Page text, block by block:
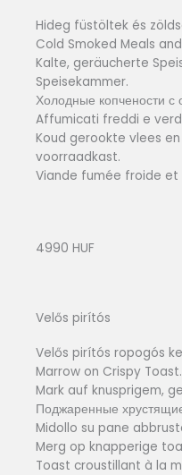
Hideg füstöltek és
Cold Smoked Meals
Kalte, geräucherte
Speisekammer.
Холодные копчености с
Affumicati freddi e
Koud gerookte vlees
voorraadkast.
Viande fumée froide et
4990 HUF
Velős pirítós
Velős pirítós ropogós
Marrow on Crispy Toast.
Mark auf knusprigem,
Поджаренные
Midollo su pane
Merg op knapperige
Toast croustillant à la